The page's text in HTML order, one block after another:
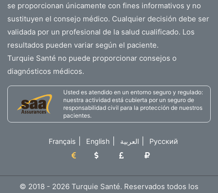
se proporcionan únicamente con fines informativos y no
sustituyen el consejo médico. Cualquier decisión debe ser
validada por un profesional de la salud cualificado. Los
resultados pueden variar según el paciente.
Turquie Santé no puede proporcionar consejos o
diagnósticos médicos.
Usted es atendido en un entorno seguro y regulado:
nuestra actividad está cubierta por un seguro de
responsabilidad civil para la protección de nuestros
pacientes.
Français English العربية Русский
© 2018 - 2026 Turquie Santé. Reservados todos los